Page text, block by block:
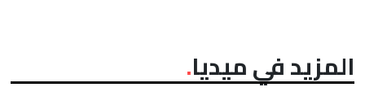
المزيد في ميديا